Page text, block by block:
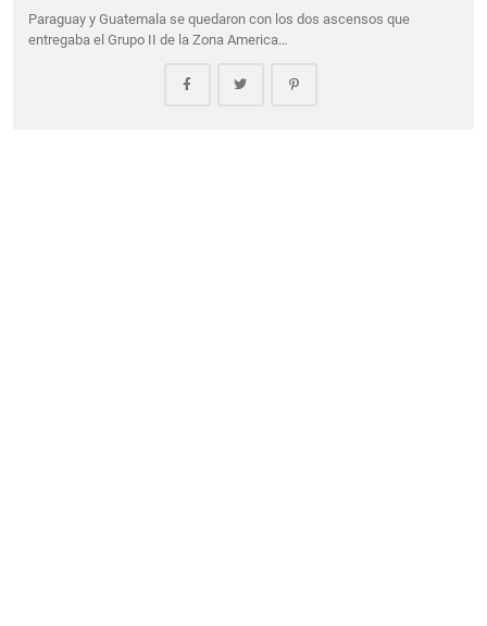
Paraguay y Guatemala se quedaron con los dos ascensos que
entregaba el Grupo II de la Zona America…